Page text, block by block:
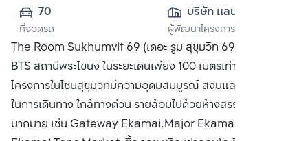
70
ที่จอดรถ
บริษัท แลนด์ แอนด์
เฮ้าส์ จำกัด
(มหาชน)
ผู้พัฒนาโครงการ
The Room Sukhumvit 69 (เดอะ รูม สุขุมวิท 69) ใกล้รถไฟฟ้า
BTS สถานีพระโขนง ในระยะเดินเพียง 100 เมตรเท่านั้น เป็น
โครงการในโซนสุขุมวิทมีความอุดมสมบูรณ์ สงบและสะดวกสบาย
ในการเดินทาง ใกล้ทางด่วน รายล้อมไปด้วยห้างสรรพสินค้า
มากมาย เช่น Gateway Ekamai,Major Ekamai,Big C